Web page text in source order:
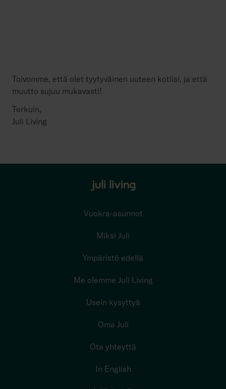
Toivomme, että olet tyytyväinen uuteen kotiisi, ja että
muutto sujuu mukavasti!
Terkuin,
Juli Living
Vuokra-asunnot
Miksi Juli
Ympäristö edellä
Me olemme Juli Living
Usein kysyttyä
Oma Juli
Ota yhteyttä
In English